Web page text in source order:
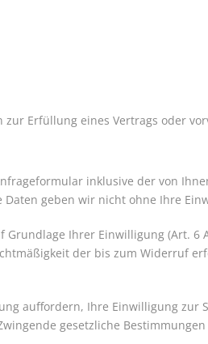
Erfüllung eines Vertrags oder
inklusive der von
geben wir nicht ohne Ihre
Ihrer Einwilligung (Art. 6
der bis zum Widerruf
auffordern, Ihre Einwilligung
gesetzliche